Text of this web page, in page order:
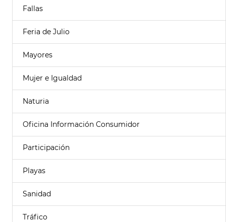
Fallas
Feria de Julio
Mayores
Mujer e Igualdad
Naturia
Oficina Información Consumidor
Participación
Playas
Sanidad
Tráfico